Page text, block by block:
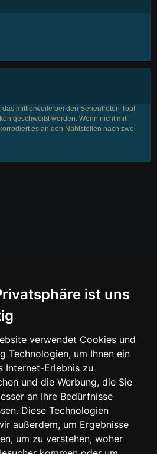
ist uns
verwendet Cookies und
Technologien, um Ihnen ein
Internet-Erlebnis zu
und die Werbung, die Sie
an Ihre Bedürfnisse
Diese Technologien
außerdem, um Ergebnisse
um zu verstehen, woher
mittlerweile bei den Serientröten Topf
geschweißt werden. Wenn nicht mit
es an den Nahtstellen nach zwei
« Zurück 1 Weiter »